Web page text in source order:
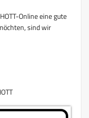
Online eine gute
sind wir